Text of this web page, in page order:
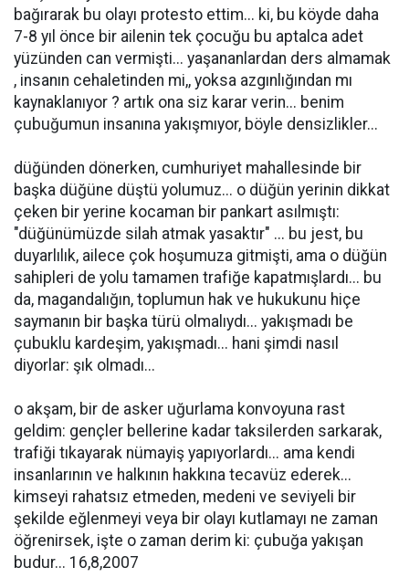
bağırarak bu olayı protesto ettim... ki, bu köyde daha
7-8 yıl önce bir ailenin tek çocuğu bu aptalca adet
yüzünden can vermişti... yaşananlardan ders almamak
, insanın cehaletinden mi,, yoksa azgınlığından mı
kaynaklanıyor ? artık ona siz karar verin... benim
çubuğumun insanına yakışmıyor, böyle densizlikler...
düğünden dönerken, cumhuriyet mahallesinde bir
başka düğüne düştü yolumuz... o düğün yerinin dikkat
çeken bir yerine kocaman bir pankart asılmıştı:
"düğünümüzde silah atmak yasaktır" ... bu jest, bu
duyarlılık, ailece çok hoşumuza gitmişti, ama o düğün
sahipleri de yolu tamamen trafiğe kapatmışlardı... bu
da, magandalığın, toplumun hak ve hukukunu hiçe
saymanın bir başka türü olmalıydı... yakışmadı be
çubuklu kardeşim, yakışmadı... hani şimdi nasıl
diyorlar: şık olmadı...
o akşam, bir de asker uğurlama konvoyuna rast
geldim: gençler bellerine kadar taksilerden sarkarak,
trafiği tıkayarak nümayiş yapıyorlardı... ama kendi
insanlarının ve halkının hakkına tecavüz ederek...
kimseyi rahatsız etmeden, medeni ve seviyeli bir
şekilde eğlenmeyi veya bir olayı kutlamayı ne zaman
öğrenirsek, işte o zaman derim ki: çubuğa yakışan
budur... 16,8,2007